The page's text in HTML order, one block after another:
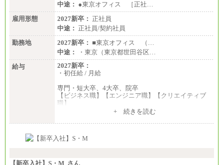
中途： ●東京オフィス ［正社…
雇用形態
2027新卒： 正社員
中途： 正社員/契約社員
勤務地
2027新卒： ■東京オフィス （…
中途：
・東京（東京都世田谷区…
給与
2027新卒：
・初任給 / 月給
専門・短大卒、4大卒、院卒
【ビジネス職】【エンジニア職】【クリエイティブ
職】
※試用期間中も給与に変更はございません 。
①月給：270,000円～320,000円
⑤⑥月給：225,000円～300,000円
+ 続きを読む
【新卒入社】S・M さん